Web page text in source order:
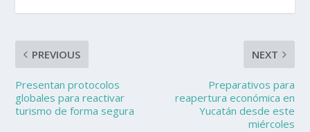
PREVIOUS
Presentan protocolos
globales para reactivar
turismo de forma segura
NEXT
Preparativos para
reapertura económica en
Yucatán desde este
miércoles